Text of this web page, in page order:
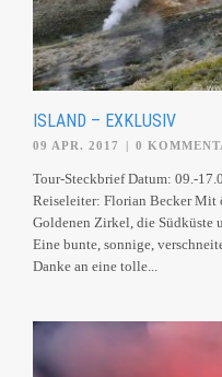
ISLAND – EXKLUSIV
09 APR. 2017 | 0
Tour-Steckbrief Datum: 09.-
Reiseleiter: Florian Becker Mit
Goldenen Zirkel, die Südküste
Eine bunte, sonnige,
Danke an eine tolle...